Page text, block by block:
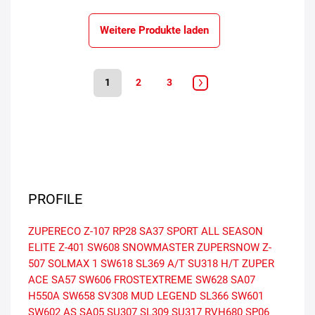
Weitere Produkte laden
1 2 3
PROFILE
ZUPERECO Z-107 RP28 SA37 SPORT ALL SEASON
ELITE Z-401 SW608 SNOWMASTER ZUPERSNOW Z-
507 SOLMAX 1 SW618 SL369 A/T SU318 H/T ZUPER
ACE SA57 SW606 FROSTEXTREME SW628 SA07
H550A SW658 SV308 MUD LEGEND SL366 SW601
SW602 AS SA05 SU307 SL309 SU317 RVH680 SP06